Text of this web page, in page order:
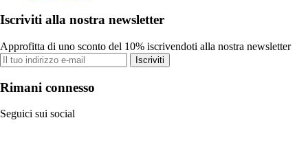
Iscriviti alla nostra newsletter
Approfitta di uno sconto del 10% iscrivendoti alla nostra newsletter
Iscriviti
Rimani connesso
Seguici sui social